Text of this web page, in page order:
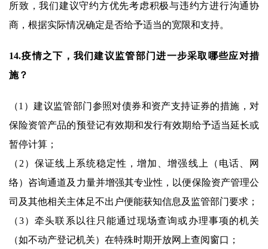
所致，我们建议守约方优先考虑积极与违约方进行沟通协
商，根据实际情况确定是否给予适当的宽限和支持。
14.疫情之下，我们建议监管部门进一步采取哪些应对措
施？
（1）建议监管部门参照对债券和资产支持证券的措施，对
保险资管产品的预登记有效期和发行有效期给予适当延长或
暂停计算；
（2）保证线上系统稳定性，增加、增强线上（电话、网
络）咨询通道及力量并增强其专业性，以便保险资产管理公
司及其他相关主体足不出户便能获知信息及监管部门要求；
（3）牵头联系以往只能通过现场查询或办理事项的机关
（如不动产登记机关）在特殊时期开放网上查阅窗口；